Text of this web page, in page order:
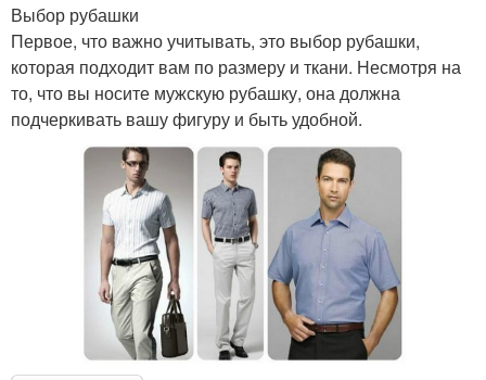
Выбор рубашки
Первое, что важно учитывать, это выбор рубашки,
которая подходит вам по размеру и ткани. Несмотря на
то, что вы носите мужскую рубашку, она должна
подчеркивать вашу фигуру и быть удобной.